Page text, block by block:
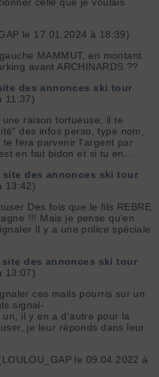
le 17.01.2024 à 18:39)
MAMMUT, en montant
avant ARCHINARDS ??
des annonces ski tour
11:37)
raison tortueuse, il te
des infos perso, type nom,
fera parvenir l'argent par
en fait bidon et si tu en...
des annonces ski tour
13:42)
Des fois que le fils REBRE
!!! Mais je pense qu’en
Il y a une police spéciale
des annonces ski tour
13:07)
ces mails pourris sur un
il y en a d'autre pour la
je leur réponds dans leur
le 09.04.2022 à